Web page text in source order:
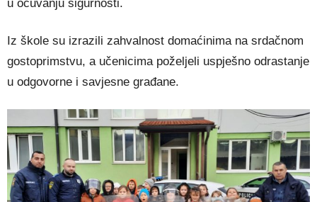
u očuvanju sigurnosti.
Iz škole su izrazili zahvalnost domaćinima na srdačnom
gostoprimstvu, a učenicima poželjeli uspješno odrastanje
u odgovorne i savjesne građane.